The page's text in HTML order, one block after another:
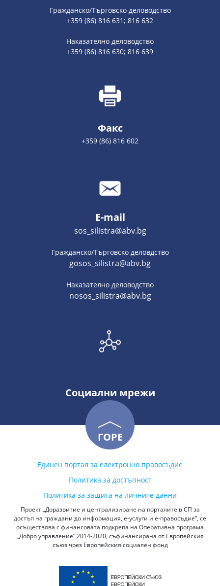
Гражданско/Търговско деловодство
+359 (86) 816 631; 816 632
Наказателно деловодство
+359 (86) 816 630; 816 639
Факс
+359 (86) 816 602
E-mail
sos_silistra@abv.bg
Гражданско/Търговско деловдство
gosos_silistra@abv.bg
Наказателно деловодство
nosos_silistra@abv.bg
Социални мрежи
ГОРЕ
Единен портал за електронно правосъдие
Политика за достъпност
Политика за защита на личните данни
Проект „Доразвитие и централизиране на порталите в СП за
достъп на граждани до информация, е-услуги и е-правосъдие“, се
осъществява с финансовата подкрепа на Оперативна програма
„Добро управление“ 2014-2020, съфинансирана от Европейския
съюз чрез Европейския социален фонд